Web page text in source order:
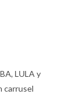
LULA y
carrusel